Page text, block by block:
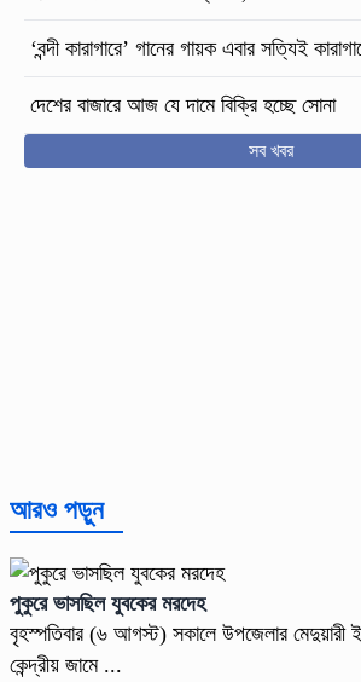
‘বন্দী কারাগারে’ গানের গায়ক এবার সত্যিই
দেশের বাজারে আজ যে দামে বিক্রি হচ্ছে সোনা
সব খবর
আরও পড়ুন
পুকুরে ভাসছিল যুবকের মরদেহ
বৃহস্পতিবার (৬ আগস্ট) সকালে উপজেলার মেদুয়ারী
কেন্দ্রীয় জামে ...